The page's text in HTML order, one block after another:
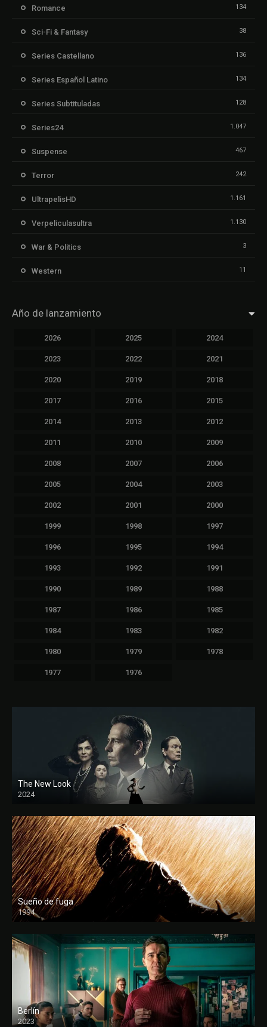
Romance 134
Sci-Fi & Fantasy 38
Series Castellano 136
Series Español Latino 134
Series Subtituladas 128
Series24 1.047
Suspense 467
Terror 242
UltrapelisHD 1.161
Verpeliculasultra 1.130
War & Politics 3
Western 11
Año de lanzamiento
2026 2025 2024
2023 2022 2021
2020 2019 2018
2017 2016 2015
2014 2013 2012
2011 2010 2009
2008 2007 2006
2005 2004 2003
2002 2001 2000
1999 1998 1997
1996 1995 1994
1993 1992 1991
1990 1989 1988
1987 1986 1985
1984 1983 1982
1980 1979 1978
1977 1976
The New Look
2024
Sueño de fuga
1994
FULL HD
Berlín
2023